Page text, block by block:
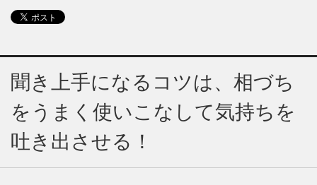
聞き上手になるコツは、相づち
をうまく使いこなして気持ちを
吐き出させる！